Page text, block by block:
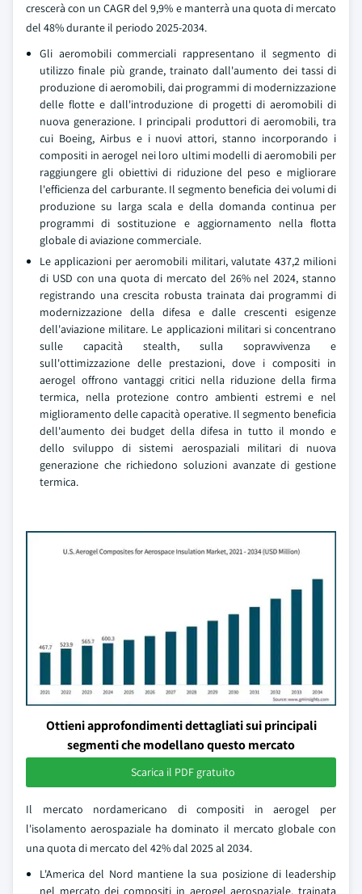
crescerà con un CAGR del 9,9% e manterrà una quota di mercato
del 48% durante il periodo 2025-2034.
Gli aeromobili commerciali rappresentano il segmento di
utilizzo finale più grande, trainato dall'aumento dei tassi di
produzione di aeromobili, dai programmi di modernizzazione
delle flotte e dall'introduzione di progetti di aeromobili di
nuova generazione. I principali produttori di aeromobili, tra
cui Boeing, Airbus e i nuovi attori, stanno incorporando i
compositi in aerogel nei loro ultimi modelli di aeromobili per
raggiungere gli obiettivi di riduzione del peso e migliorare
l'efficienza del carburante. Il segmento beneficia dei volumi di
produzione su larga scala e della domanda continua per
programmi di sostituzione e aggiornamento nella flotta
globale di aviazione commerciale.
Le applicazioni per aeromobili militari, valutate 437,2 milioni
di USD con una quota di mercato del 26% nel 2024, stanno
registrando una crescita robusta trainata dai programmi di
modernizzazione della difesa e dalle crescenti esigenze
dell'aviazione militare. Le applicazioni militari si concentrano
sulle capacità stealth, sulla sopravvivenza e
sull'ottimizzazione delle prestazioni, dove i compositi in
aerogel offrono vantaggi critici nella riduzione della firma
termica, nella protezione contro ambienti estremi e nel
miglioramento delle capacità operative. Il segmento beneficia
dell'aumento dei budget della difesa in tutto il mondo e
dello sviluppo di sistemi aerospaziali militari di nuova
generazione che richiedono soluzioni avanzate di gestione
termica.
Ottieni approfondimenti dettagliati sui principali
segmenti che modellano questo mercato
Scarica il PDF gratuito
Il mercato nordamericano di compositi in aerogel per
l'isolamento aerospaziale ha dominato il mercato globale con
una quota di mercato del 42% dal 2025 al 2034.
L'America del Nord mantiene la sua posizione di leadership
nel mercato dei compositi in aerogel aerospaziale, trainata